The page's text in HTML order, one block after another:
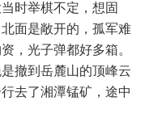
时举棋不定，想固
面是敞开的，孤军难
，光子弹都好多箱。
撤到岳麓山的顶峰云
去了湘潭锰矿，途中